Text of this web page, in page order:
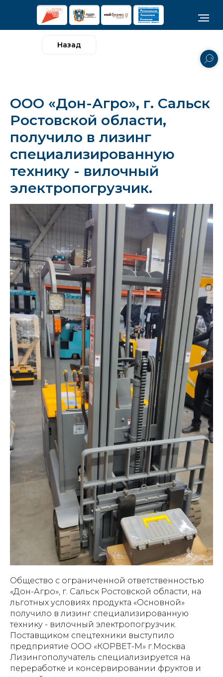
Назад
ООО «Дон-Агро», г. Сальск
Ростовской области,
получило в лизинг
специализированную
технику - вилочный
электропогрузчик.
Общество с ограниченной ответственностью
«Дон-Агро», г. Сальск Ростовской области, на
льготных условиях продукта «Основной»
получило в лизинг специализированную
технику - вилочный электропогрузчик.
Поставщиком спецтехники выступило
предприятие ООО «КОРВЕТ-М» г.Москва
Лизингополучатель специализируется на
переработке и консервировании фруктов и